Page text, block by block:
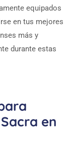
equipados
en tus mejores
más y
durante estas
en